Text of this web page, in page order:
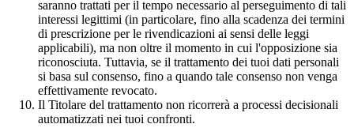
saranno trattati per il tempo necessario al perseguimento di tali
interessi legittimi (in particolare, fino alla scadenza dei termini
di prescrizione per le rivendicazioni ai sensi delle leggi
applicabili), ma non oltre il momento in cui l'opposizione sia
riconosciuta. Tuttavia, se il trattamento dei tuoi dati personali
si basa sul consenso, fino a quando tale consenso non venga
effettivamente revocato.
Il Titolare del trattamento non ricorrerà a processi decisionali
automatizzati nei tuoi confronti.